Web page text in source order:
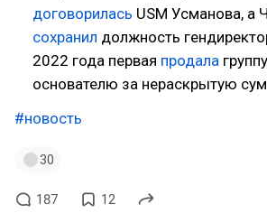
договорилась USM Усманова, а
сохранил должность
2022 года первая продала
основателю за нераскрытую
#новость
30
187 12